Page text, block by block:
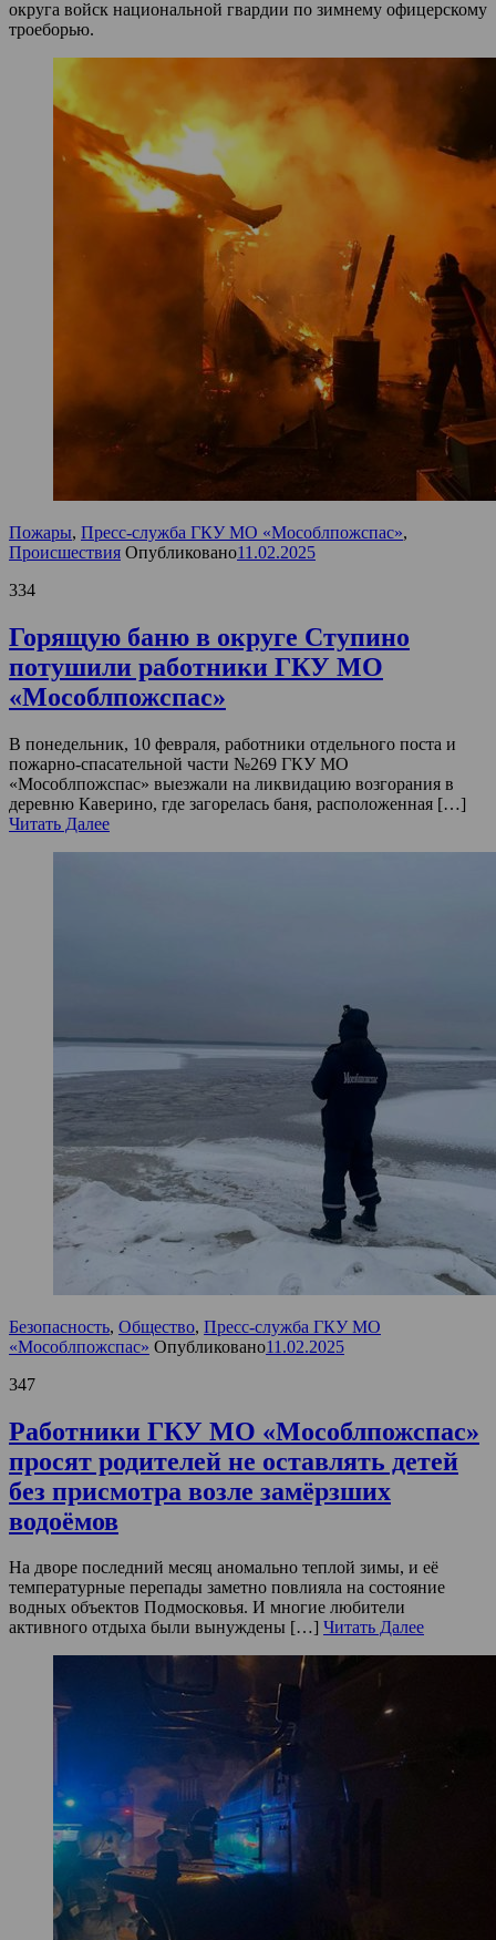
округа войск национальной гвардии по зимнему офицерскому
троеборью.
Пожары, Пресс-служба ГКУ МО «Мособлпожспас»,
Происшествия Опубликовано11.02.2025
334
Горящую баню в округе Ступино
потушили работники ГКУ МО
«Мособлпожспас»
В понедельник, 10 февраля, работники отдельного поста и
пожарно-спасательной части №269 ГКУ МО
«Мособлпожспас» выезжали на ликвидацию возгорания в
деревню Каверино, где загорелась баня, расположенная […]
Читать Далее
Безопасность, Общество, Пресс-служба ГКУ МО
«Мособлпожспас» Опубликовано11.02.2025
347
Работники ГКУ МО «Мособлпожспас»
просят родителей не оставлять детей
без присмотра возле замёрзших
водоёмов
На дворе последний месяц аномально теплой зимы, и её
температурные перепады заметно повлияла на состояние
водных объектов Подмосковья. И многие любители
активного отдыха были вынуждены […] Читать Далее